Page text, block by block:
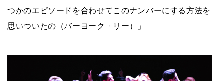
つかのエピソードを合わせてこのナンバーにする方法を
思いついたの（バーヨーク・リー）」